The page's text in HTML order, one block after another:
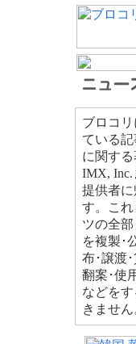
ブロコ
ている
に関する
IMX, Inc.
提供者に
す。こ
ツの全
を複製･
布･譲渡･
翻案･使
などを
きません